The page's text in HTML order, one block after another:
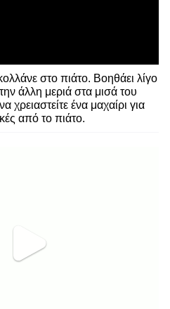
στο πιάτο. Βοηθάει λίγο
άλλη μεριά στα μισά του
χρειαστείτε ένα μαχαίρι για
από το πιάτο.